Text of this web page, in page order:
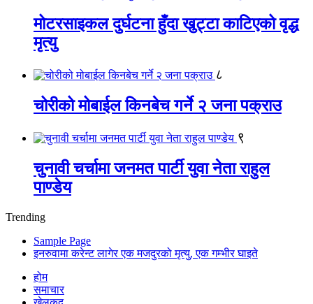
मोटरसाइकल दुर्घटना हुँदा खुट्टा काटिएको वृद्ध
मृत्यु
८
चोरीको मोबाईल किनबेच गर्ने २ जना पक्राउ
९
चुनावी चर्चामा जनमत पार्टी युवा नेता राहुल
पाण्डेय
Trending
Sample Page
इनरुवामा करेन्ट लागेर एक मजदुरको मृत्यु, एक गम्भीर घाइते
होम
समाचार